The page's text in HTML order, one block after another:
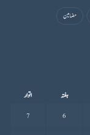
مضامین
ہفتہ
اتوار
6
7